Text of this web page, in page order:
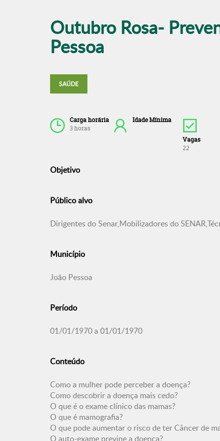
Outubro Rosa-
Pessoa
SAÚDE
Carga horária
3 horas
Idade Mínima
Vagas
22
Objetivo
Público alvo
Dirigentes do Senar,Mobilizadores do
Município
João Pessoa
Período
01/01/1970 a 01/01/1970
Conteúdo
Como a mulher pode perceber a doença?
Como descobrir a doença mais cedo?
O que é o exame clínico das mamas?
O que é mamografia?
O que pode aumentar o risco de ter Câncer de
O auto-exame previne a doença?